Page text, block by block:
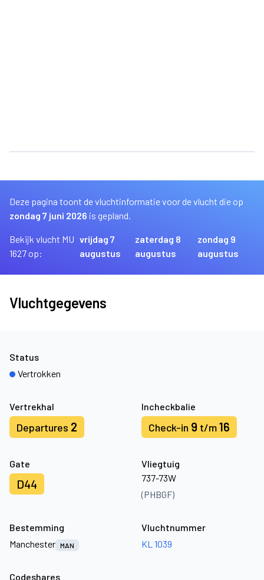
Deze pagina toont de vluchtinformatie voor de vlucht die op
zondag 7 juni 2026 is gepland.
Bekijk vlucht MU
1627 op:
vrijdag 7
augustus
zaterdag 8
augustus
zondag 9
augustus
Vluchtgegevens
Vertrekhal
Departures 2
Incheckbalie
Check-in 9 t/m16
Gate
D44
Vliegtuig
737-73W
(PHBGF)
Status
Vertrokken
Bestemming
Manchester MAN
Vluchtnummer
KL 1039
Codeshares